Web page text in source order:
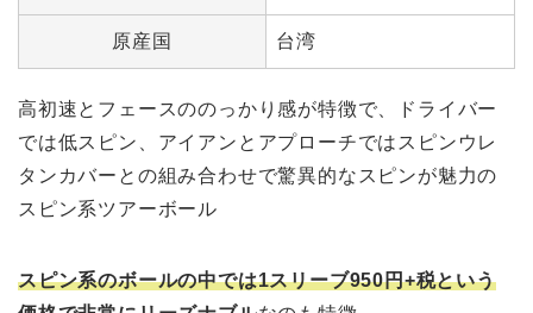
原産国 台湾
高初速とフェースののっかり感が特徴で、ドライバー
では低スピン、アイアンとアプローチではスピンウレ
タンカバーとの組み合わせで驚異的なスピンが魅力の
スピン系ツアーボール
スピン系のボールの中では1スリーブ950円+税という